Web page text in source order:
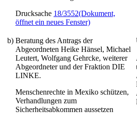
Drucksache 18/3552(Dokument,
öffnet ein neues Fenster)
b) Beratung des Antrags der
Abgeordneten Heike Hänsel, Michael
Leutert, Wolfgang Gehrcke, weiterer
Abgeordneter und der Fraktion DIE
LINKE.
Menschenrechte in Mexiko schützen,
Verhandlungen zum
Sicherheitsabkommen aussetzen